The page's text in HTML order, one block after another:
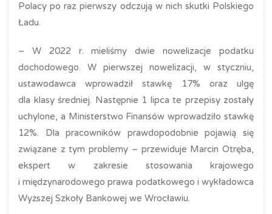
Polacy po raz pierwszy odczują w nich skutki Polskiego
Ładu.
– W 2022 r. mieliśmy dwie nowelizacje podatku
dochodowego. W pierwszej nowelizacji, w styczniu,
ustawodawca wprowadził stawkę 17% oraz ulgę
dla klasy średniej. Następnie 1 lipca te przepisy zostały
uchylone, a Ministerstwo Finansów wprowadziło stawkę
12%. Dla pracowników prawdopodobnie pojawią się
związane z tym problemy – przewiduje Marcin Otręba,
ekspert w zakresie stosowania krajowego
i międzynarodowego prawa podatkowego i wykładowca
Wyższej Szkoły Bankowej we Wrocławiu.